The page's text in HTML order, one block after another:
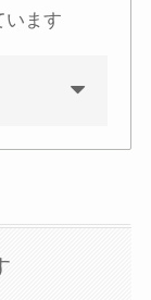
います